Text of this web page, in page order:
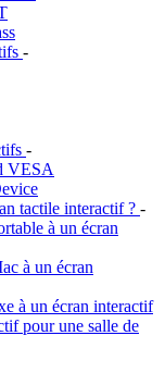
-
-
VESA
tactile interactif ? -
à un écran
à un écran
à un écran interactif
pour une salle de